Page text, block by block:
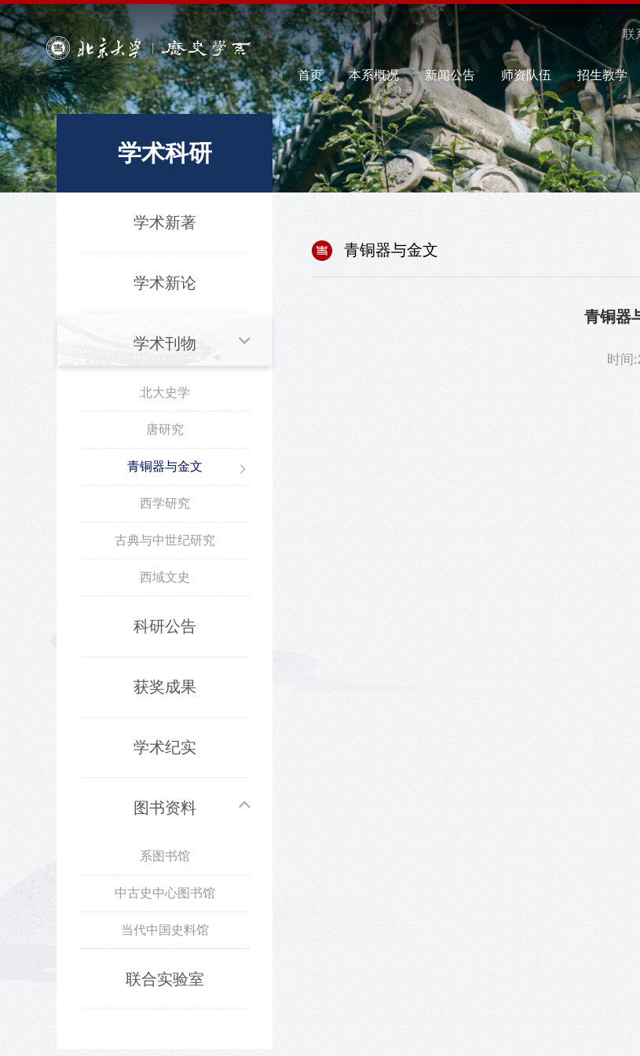
联
首页 本系概况 新闻公告 师资队伍 招生教学
学术科研
学术新著
学术新论
学术刊物
北大史学
唐研究
青铜器与金文
西学研究
古典与中世纪研究
西域文史
科研公告
获奖成果
学术纪实
图书资料
系图书馆
中古史中心图书馆
当代中国史料馆
联合实验室
青铜器与金文
青铜器
时间